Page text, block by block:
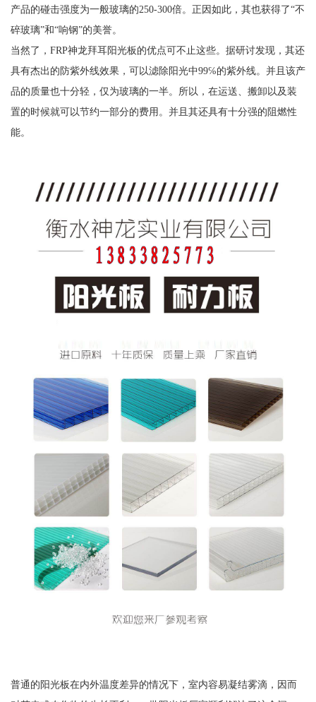
产品的碰击强度为一般玻璃的250-300倍。正因如此，其也获得了“不
碎玻璃”和“响钢”的美誉。
当然了，FRP神龙拜耳阳光板的优点可不止这些。据研讨发现，其还
具有杰出的防紫外线效果，可以滤除阳光中99℅的紫外线。并且该产
品的质量也十分轻，仅为玻璃的一半。所以，在运送、搬卸以及装
置的时候就可以节约一部分的费用。并且其还具有十分强的阻燃性
能。
普通的阳光板在内外温度差异的情况下，室内容易凝结雾滴，因而